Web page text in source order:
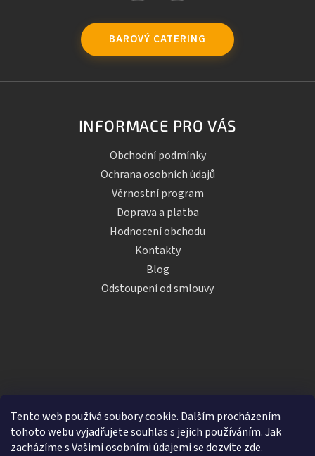
Tento web používá soubory cookie. Dalším procházením
tohoto webu vyjadřujete souhlas s jejich používáním. Jak
zacházíme s Vašimi osobními údajemi se dozvíte zde.
BAROVÝ CATERING
INFORMACE PRO VÁS
Obchodní podmínky
Ochrana osobních údajů
Věrnostní program
Doprava a platba
Hodnocení obchodu
Kontakty
Blog
Odstoupení od smlouvy
Vytvořil Shoptet